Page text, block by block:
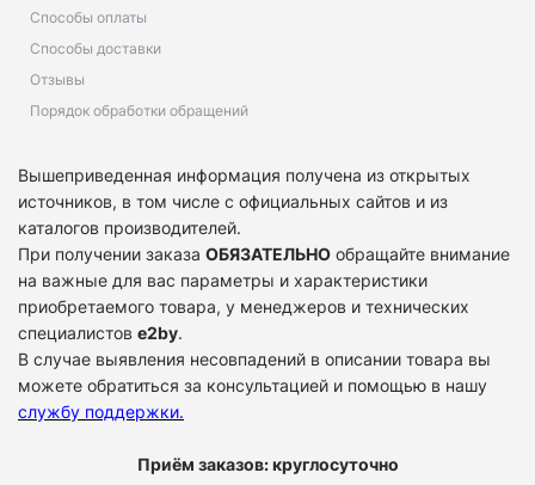
Способы оплаты
Способы доставки
Отзывы
Порядок обработки обращений
Вышеприведенная информация получена из открытых
источников, в том числе с официальных сайтов и из
каталогов производителей.
При получении заказа ОБЯЗАТЕЛЬНО обращайте внимание
на важные для вас параметры и характеристики
приобретаемого товара, у менеджеров и технических
специалистов e2by.
В случае выявления несовпадений в описании товара вы
можете обратиться за консультацией и помощью в нашу
службу поддержки.
Приём заказов: круглосуточно